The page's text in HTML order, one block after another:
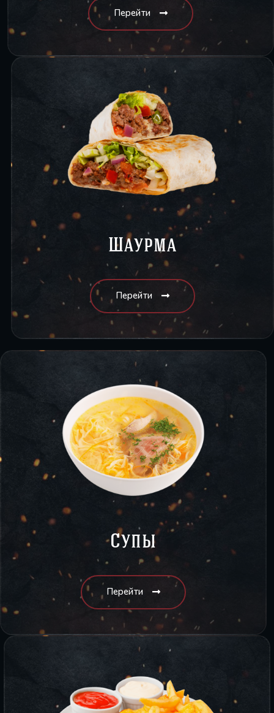
Перейти
Шаурма
Перейти
Супы
Перейти